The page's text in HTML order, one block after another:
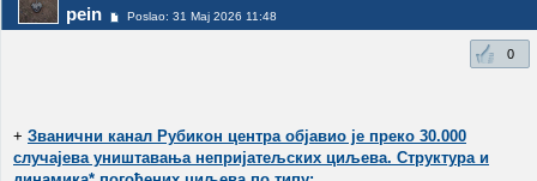
pein Poslao: 31 Maj 2026 11:48
0
+ Званични канал Рубикон центра објавио је преко 30.000
случајева уништавања непријатељских циљева. Структура и